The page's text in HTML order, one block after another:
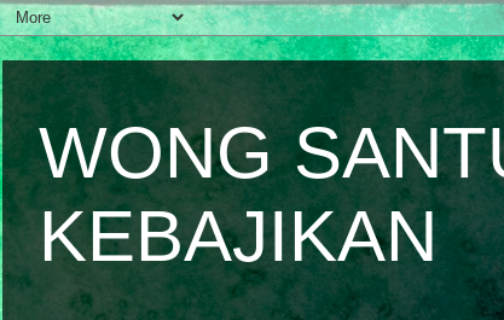
WONG
KEBAJIKAN